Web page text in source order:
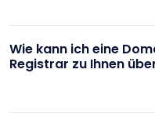
Wie kann ich eine
Registrar zu Ihnen